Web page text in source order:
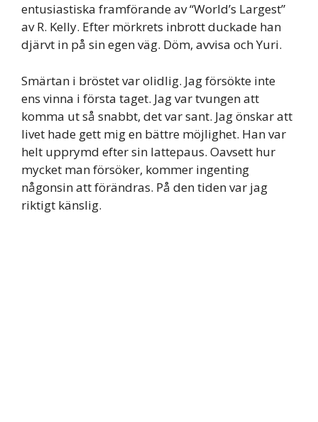
entusiastiska framförande av “World’s Largest”
av R. Kelly. Efter mörkrets inbrott duckade han
djärvt in på sin egen väg. Döm, avvisa och Yuri.
Smärtan i bröstet var olidlig. Jag försökte inte
ens vinna i första taget. Jag var tvungen att
komma ut så snabbt, det var sant. Jag önskar att
livet hade gett mig en bättre möjlighet. Han var
helt upprymd efter sin lattepaus. Oavsett hur
mycket man försöker, kommer ingenting
någonsin att förändras. På den tiden var jag
riktigt känslig.